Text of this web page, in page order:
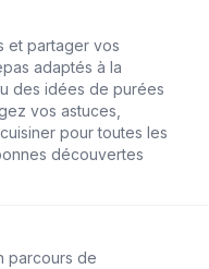
et partager vos
adaptés à la
des idées de purées
vos astuces,
pour toutes les
découvertes
parcours de